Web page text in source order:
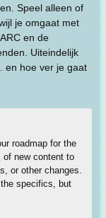
Speel alleen of
je omgaat met
en de
Uiteindelijk
en hoe ver je gaat
roadmap for the
new content to
or other changes.
specifics, but